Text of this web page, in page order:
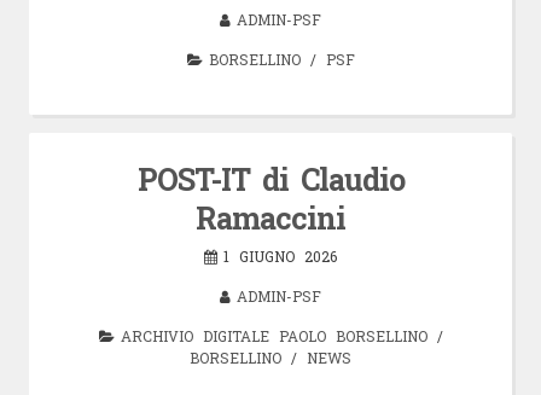
ADMIN-PSF
BORSELLINO/ PSF
POST-IT di Claudio
Ramaccini
1 GIUGNO 2026
ADMIN-PSF
ARCHIVIO DIGITALE PAOLO BORSELLINO/
BORSELLINO / NEWS